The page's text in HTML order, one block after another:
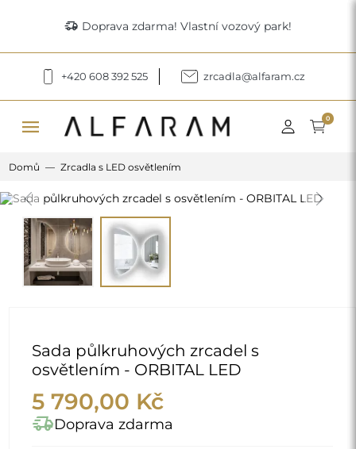
delivery_truck_speed Doprava zdarma! Vlastní vozový park!
+420 608 392 525 zrcadla@alfaram.cz
menu 0
Domů Zrcadla s LED osvětlením
Previous Next
Sada půlkruhových zrcadel s
osvětlením - ORBITAL LED
5 790,00 Kč
delivery_truck_speedDoprava zdarma